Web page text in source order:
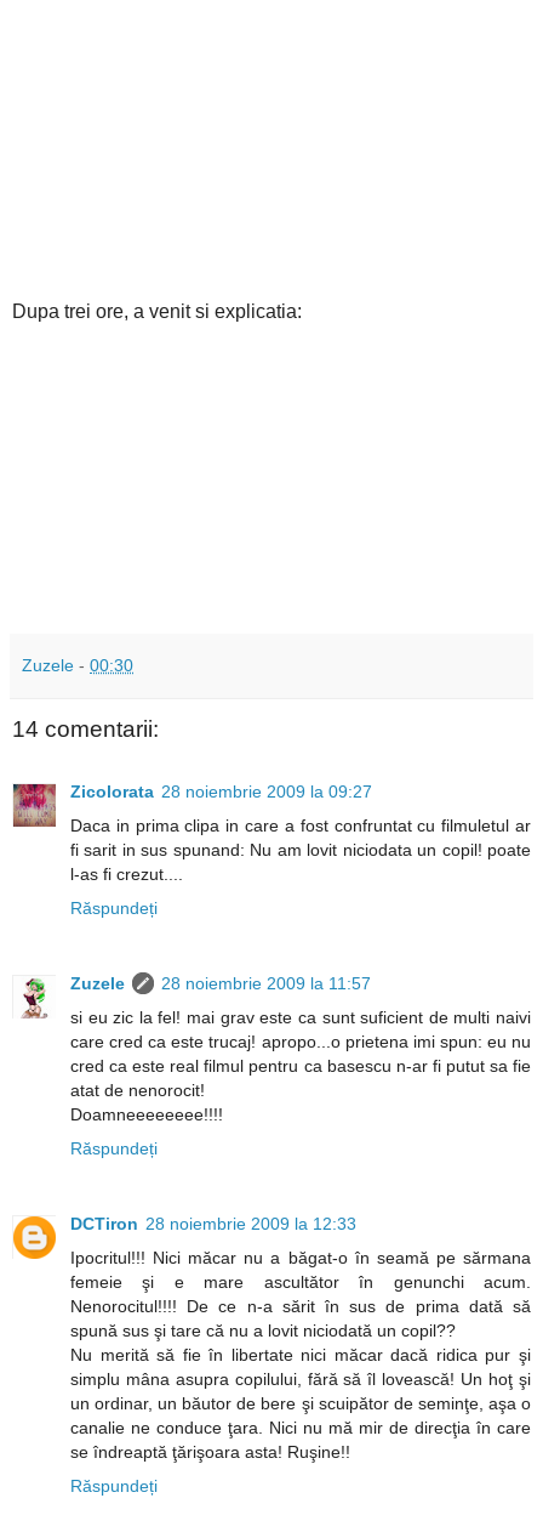
Dupa trei ore, a venit si explicatia:
Zuzele - 00:30
14 comentarii:
Zicolorata 28 noiembrie 2009 la 09:27
Daca in prima clipa in care a fost confruntat cu filmuletul ar
fi sarit in sus spunand: Nu am lovit niciodata un copil! poate
l-as fi crezut....
Răspundeți
Zuzele
28 noiembrie 2009 la 11:57
si eu zic la fel! mai grav este ca sunt suficient de multi naivi
care cred ca este trucaj! apropo...o prietena imi spun: eu nu
cred ca este real filmul pentru ca basescu n-ar fi putut sa fie
atat de nenorocit!
Doamneeeeeeee!!!!
Răspundeți
DCTiron 28 noiembrie 2009 la 12:33
Ipocritul!!! Nici măcar nu a băgat-o în seamă pe sărmana
femeie şi e mare ascultător în genunchi acum.
Nenorocitul!!!! De ce n-a sărit în sus de prima dată să
spună sus şi tare că nu a lovit niciodată un copil??
Nu merită să fie în libertate nici măcar dacă ridica pur şi
simplu mâna asupra copilului, fără să îl lovească! Un hoţ şi
un ordinar, un băutor de bere şi scuipător de seminţe, aşa o
canalie ne conduce ţara. Nici nu mă mir de direcţia în care
se îndreaptă ţărişoara asta! Ruşine!!
Răspundeți